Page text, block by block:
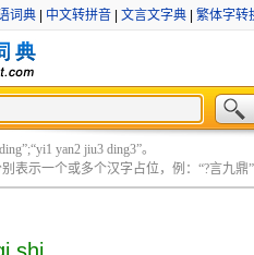
词典 中文转拼音 文言文字典 繁体字转
yan2 jiu3 ding3”。
表示一个或多个汉字占位，例：“?言九鼎”